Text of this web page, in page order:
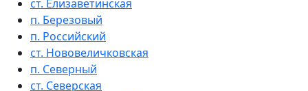
ст. Елизаветинская
п. Березовый
п. Российский
ст. Нововеличковская
п. Северный
ст. Северская